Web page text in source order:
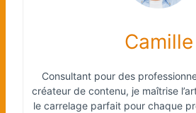
Camille
Consultant pour des
créateur de contenu, je maîtrise
le carrelage parfait pour chaque